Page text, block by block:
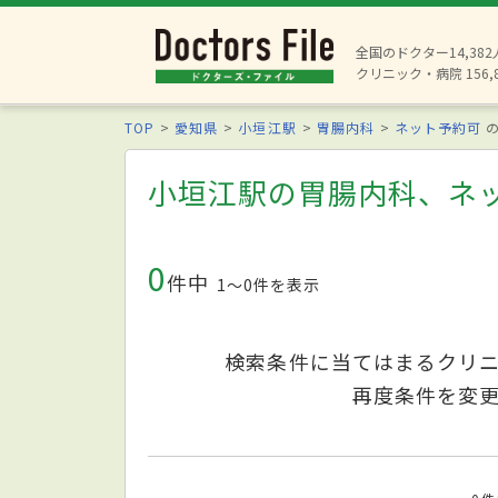
全国のドクター14,382
クリニック・病院
TOP 愛知県 小垣江駅 胃腸内科 ネット予約可
小垣江駅の胃腸内科、ネ
0件中 1〜0件を表示
検索条件に当てはまるクリ
再度条件を変